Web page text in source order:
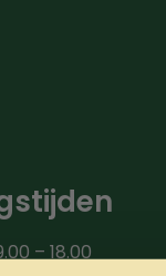
– 18.00